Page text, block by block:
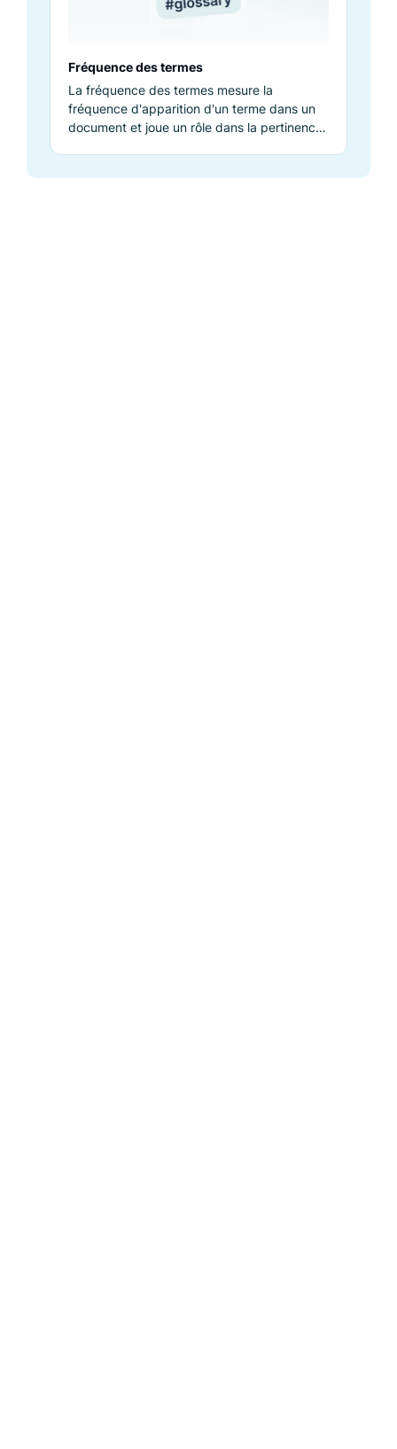
Fréquence des termes
La fréquence des termes mesure la
fréquence d'apparition d'un terme dans un
document et joue un rôle dans la pertinence